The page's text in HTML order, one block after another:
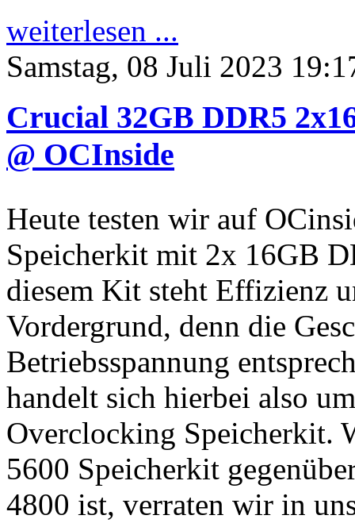
weiterlesen ...
Samstag, 08 Juli 2023
Crucial 32GB DDR5
@ OCInside
Heute testen wir auf
Speicherkit mit 2x 16GB
diesem Kit steht Effizienz
Vordergrund, denn die
Betriebsspannung
handelt sich hierbei also
Overclocking Speicherkit.
5600 Speicherkit
4800 ist, verraten wir in